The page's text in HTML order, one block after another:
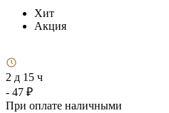
Хит
Акция
2 д 15 ч
- 47 ₽
При оплате наличными